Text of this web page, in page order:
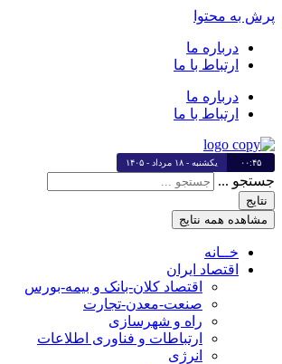
پرش به محتوا
درباره ما
ارتباط با ما
درباره ما
ارتباط با ما
۰۰:۴۵ یکشنبه - ۱۸ مرداد - ۱۴۰۵
جستجو ...
نتایج
مشاهده همه نتایج
خــانه
اقتصاد ایران
اقتصاد کلان-بانک و بیمه-بورس
صنعت-معدن-تجارت
راه و شهرسازی
ارتباطات و فناوری اطلاعات
انرژی